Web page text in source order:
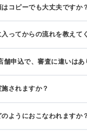
コピーでも大丈夫ですか
ってからの流れを教えて
舗申込で、審査に違いはあ
されますか？
ようにおこなわれますか